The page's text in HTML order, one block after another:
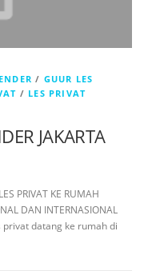
/ GUUR LES
/ LES PRIVAT
JAKARTA
PRIVAT KE RUMAH
DAN INTERNASIONAL
datang ke rumah di